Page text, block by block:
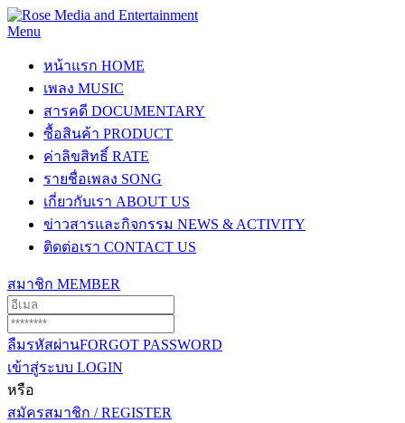
Menu
หน้าแรก HOME
เพลง MUSIC
สารคดี DOCUMENTARY
ซื้อสินค้า PRODUCT
ค่าลิขสิทธิ์ RATE
รายชื่อเพลง SONG
เกี่ยวกับเรา ABOUT US
ข่าวสารและกิจกรรม NEWS & ACTIVITY
ติดต่อเรา CONTACT US
สมาชิก MEMBER
ลืมรหัสผ่านFORGOT PASSWORD
เข้าสู่ระบบ LOGIN
หรือ
สมัครสมาชิก / REGISTER